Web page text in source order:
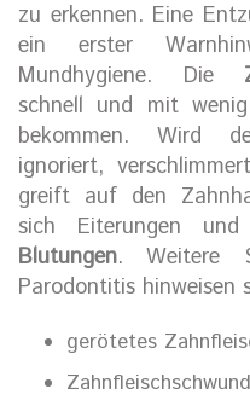
zu erkennen. Eine
ein erster
Mundhygiene. Die
schnell und mit
bekommen. Wird
ignoriert,
greift auf den
sich Eiterungen
Blutungen. Weitere
Parodontitis hinweisen
gerötetes
Zahnfleischschwund